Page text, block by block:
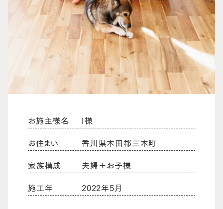
お施主様名 I様
お住まい 香川県木田郡三木町
家族構成 夫婦＋お子様
施工年 2022年5月